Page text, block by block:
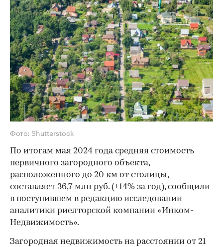
Фото: Shutterstock
По итогам мая 2024 года средняя стоимость
первичного загородного объекта,
расположенного до 20 км от столицы,
составляет 36,7 млн руб. (+14% за год), сообщили
в поступившем в редакцию исследовании
аналитики риелторской компании «Инком-
Недвижимость».
Загородная недвижимость на расстоянии от 21